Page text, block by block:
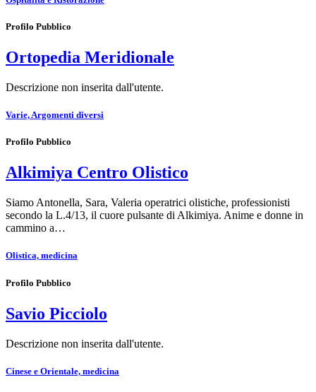
Profilo Pubblico
Ortopedia Meridionale
Descrizione non inserita dall'utente.
Varie, Argomenti diversi
Profilo Pubblico
Alkimiya Centro Olistico
Siamo Antonella, Sara, Valeria operatrici olistiche, professionisti
secondo la L.4/13, il cuore pulsante di Alkimiya. Anime e donne in
cammino a…
Olistica, medicina
Profilo Pubblico
Savio Picciolo
Descrizione non inserita dall'utente.
Cinese e Orientale, medicina